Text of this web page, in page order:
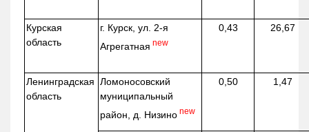
Курская
область
г. Курск, ул. 2-я
Агрегатная new
0,43 26,67
Ленинградская
область
Ломоносовский
муниципальный
район, д. Низино new
0,50 1,47